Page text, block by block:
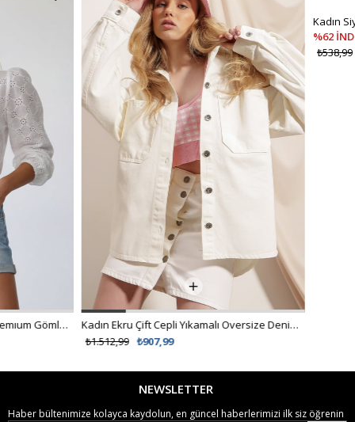
Kadın Ekru Çift Cepli Yıkamalı Oversize Denim Ceket ALC-X8152
₺907,99
%62 İNDİRİM
₺299,00
₺538,99
NEWSLETTER
Haber bültenimize kolayca kaydolun, en güncel haberlerimizi ilk siz öğrenin